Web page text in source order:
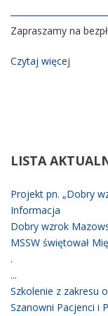
Zapraszamy na
Czytaj więcej
LISTA
Projekt pn. „Dobry
Informacja
Dobry wzrok
MSSW świętował
.
...
Szkolenie z zakresu
Szanowni Pacjenci i